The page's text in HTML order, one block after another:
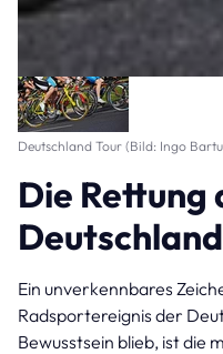
Deutschland Tour (Bild: Ingo
Die Rettung
Ein unverkennbares
Radsportereignis der
Bewusstsein blieb, ist die